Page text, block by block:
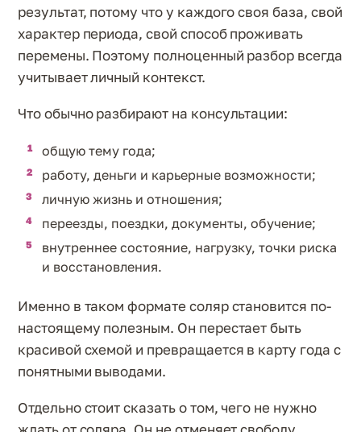
результат, потому что у каждого своя база, свой
характер периода, свой способ проживать
перемены. Поэтому полноценный разбор всегда
учитывает личный контекст.
Что обычно разбирают на консультации:
общую тему года;
работу, деньги и карьерные возможности;
личную жизнь и отношения;
переезды, поездки, документы, обучение;
внутреннее состояние, нагрузку, точки риска
и восстановления.
Именно в таком формате соляр становится по-
настоящему полезным. Он перестает быть
красивой схемой и превращается в карту года с
понятными выводами.
Отдельно стоит сказать о том, чего не нужно